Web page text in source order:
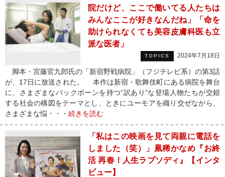
院だけど、ここで働いてる人たちは
みんなここが好きなんだね」「命を
助けられなくても美容皮膚科医も立
派な医者」
TOPICS 2024年7月18日
脚本・宮藤官九郎氏の「新宿野戦病院」（フジテレビ系）の第3話
が、17日に放送された。 本作は新宿・歌舞伎町にある病院を舞台
に、さまざまなバックボーンを持つ“訳あり”な登場人物たちが交錯
する社会の構図をテーマとし、ときにユーモアを織り交ぜながら、
さまざまな悩・・・ 続きを読む
「私はこの映画を見て両親に電話を
しました（笑）」凰稀かなめ『お終
活 再春！人生ラプソディ』【インタ
ビュー】